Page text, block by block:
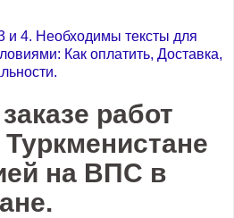
и 4. Необходимы тексты для
Как оплатить, Доставка,
работ
на ВПС в